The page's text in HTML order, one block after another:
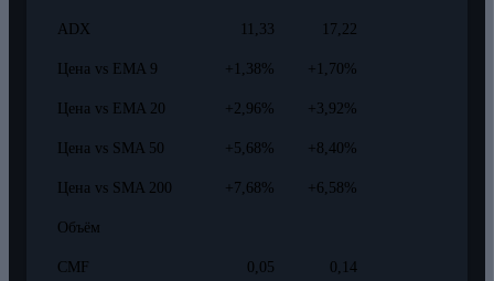
ADX 11,33 17,22
Цена vs EMA 9 +1,38% +1,70%
Цена vs EMA 20 +2,96% +3,92%
Цена vs SMA 50 +5,68% +8,40%
Цена vs SMA 200 +7,68% +6,58%
Объём
CMF 0,05 0,14